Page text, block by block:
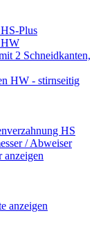
Plus
HW
2 Schneidkanten,
HW - stirnseitig
HS
/ Abweiser
anzeigen
anzeigen